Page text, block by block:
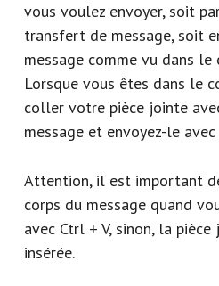
vous voulez envoyer, soit
transfert de message, soit
message comme vu dans le
Lorsque vous êtes dans le
coller votre pièce jointe
message et envoyez-le
Attention, il est important
corps du message quand
avec Ctrl + V, sinon, la
insérée.